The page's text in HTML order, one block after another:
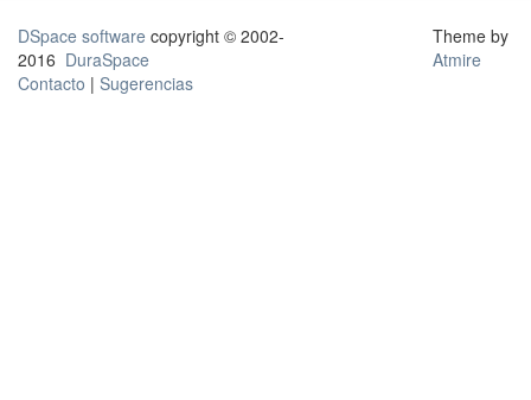
DSpace software copyright © 2002-
2016 DuraSpace
Contacto | Sugerencias
Theme by
Atmire